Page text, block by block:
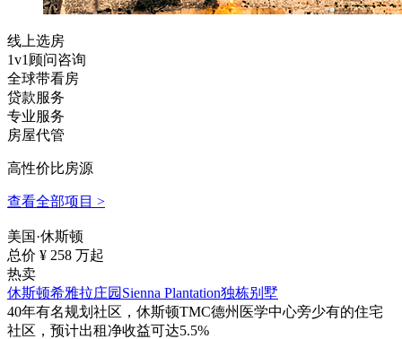
线上选房
1v1顾问咨询
全球带看房
贷款服务
专业服务
房屋代管
高性价比房源
查看全部项目 >
美国·休斯顿
总价 ¥ 258 万起
热卖
休斯顿希雅拉庄园Sienna Plantation独栋别墅
40年有名规划社区，休斯顿TMC德州医学中心旁少有的住宅
社区，预计出租净收益可达5.5%